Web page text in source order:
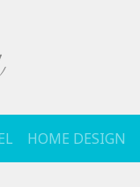
HOME DESIGN